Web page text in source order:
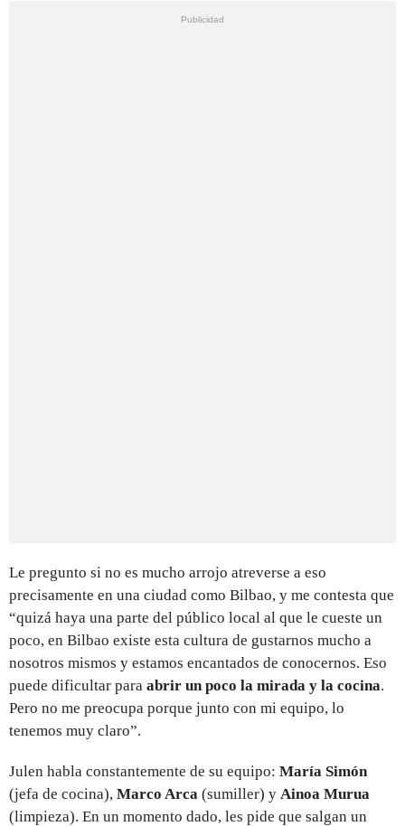
Le pregunto si no es mucho arrojo atreverse a eso
precisamente en una ciudad como Bilbao, y me contesta que
“quizá haya una parte del público local al que le cueste un
poco, en Bilbao existe esta cultura de gustarnos mucho a
nosotros mismos y estamos encantados de conocernos. Eso
puede dificultar para abrir un poco la mirada y la cocina.
Pero no me preocupa porque junto con mi equipo, lo
tenemos muy claro”.
Julen habla constantemente de su equipo: María Simón
(jefa de cocina), Marco Arca (sumiller) y Ainoa Murua
(limpieza). En un momento dado, les pide que salgan un